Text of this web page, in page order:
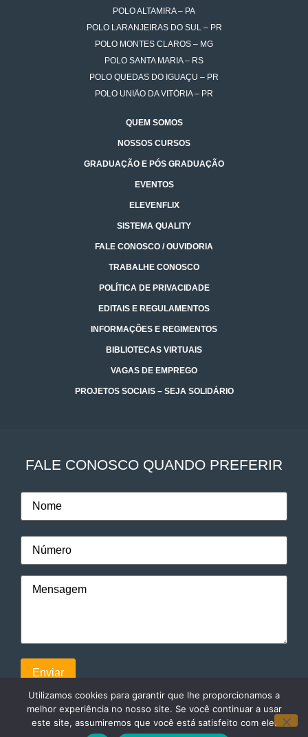
POLO ALTAMIRA – PA
POLO LARANJEIRAS DO SUL – PR
POLO MONTES CLAROS – MG
POLO SANTA MARIA – RS
POLO QUEDAS DO IGUAÇU – PR
POLO UNIÃO DA VITÓRIA – PR
QUEM SOMOS
NOSSOS CURSOS
GRADUAÇÃO E PÓS GRADUAÇÃO
EVENTOS
ELEVENFLIX
SISTEMA QUALITY
FALE CONOSCO / OUVIDORIA
TRABALHE CONOSCO
POLÍTICA DE PRIVACIDADE
EDITAIS E REGULAMENTOS
INFORMAÇÕES E REGIMENTOS
BIBLIOTECAS VIRTUAIS
VAGAS DE EMPREGO
PROJETOS SOCIAIS – SEJA SOLIDÁRIO
FALE CONOSCO QUANDO PREFERIR
Utilizamos cookies para garantir que lhe proporcionamos a
melhor experiência no nosso site. Se você continuar a usar
este site, assumiremos que você está satisfeito com ele.